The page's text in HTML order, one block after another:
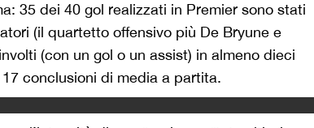
35 dei 40 gol realizzati in Premier sono stati
(il quartetto offensivo più De Bryune e
(con un gol o un assist) in almeno dieci
conclusioni di media a partita.